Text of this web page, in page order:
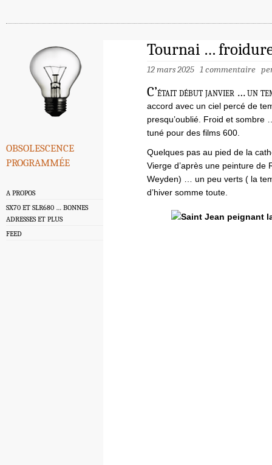
obsolescence
programmée
A PROPOS
SX70 ET SLR680 … BONNES
ADRESSES ET PLUS
FEED
Tournai …
12 mars 2025 1 commentaire
C’était début janvier … un
accord avec un ciel percé de
presqu’oublié. Froid et
tuné pour des films 600.
Quelques pas au pied de la
Vierge d’après une peinture de
Weyden) … un peu verts ( la
d’hiver somme toute.